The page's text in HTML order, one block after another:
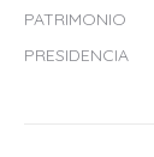
PATRIMONIO
PRESIDENCIA